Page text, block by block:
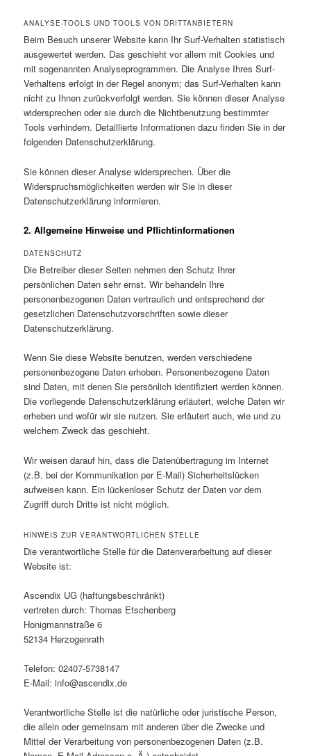
ANALYSE-TOOLS UND TOOLS VON DRITTANBIETERN
Beim Besuch unserer Website kann Ihr Surf-Verhalten statistisch
ausgewertet werden. Das geschieht vor allem mit Cookies und
mit sogenannten Analyseprogrammen. Die Analyse Ihres Surf-
Verhaltens erfolgt in der Regel anonym; das Surf-Verhalten kann
nicht zu Ihnen zurückverfolgt werden. Sie können dieser Analyse
widersprechen oder sie durch die Nichtbenutzung bestimmter
Tools verhindern. Detaillierte Informationen dazu finden Sie in der
folgenden Datenschutzerklärung.
Sie können dieser Analyse widersprechen. Über die
Widerspruchsmöglichkeiten werden wir Sie in dieser
Datenschutzerklärung informieren.
2. Allgemeine Hinweise und Pflichtinformationen
DATENSCHUTZ
Die Betreiber dieser Seiten nehmen den Schutz Ihrer
persönlichen Daten sehr ernst. Wir behandeln Ihre
personenbezogenen Daten vertraulich und entsprechend der
gesetzlichen Datenschutzvorschriften sowie dieser
Datenschutzerklärung.
Wenn Sie diese Website benutzen, werden verschiedene
personenbezogene Daten erhoben. Personenbezogene Daten
sind Daten, mit denen Sie persönlich identifiziert werden können.
Die vorliegende Datenschutzerklärung erläutert, welche Daten wir
erheben und wofür wir sie nutzen. Sie erläutert auch, wie und zu
welchem Zweck das geschieht.
Wir weisen darauf hin, dass die Datenübertragung im Internet
(z.B. bei der Kommunikation per E-Mail) Sicherheitslücken
aufweisen kann. Ein lückenloser Schutz der Daten vor dem
Zugriff durch Dritte ist nicht möglich.
HINWEIS ZUR VERANTWORTLICHEN STELLE
Die verantwortliche Stelle für die Datenverarbeitung auf dieser
Website ist:
Ascendix UG (haftungsbeschränkt)
vertreten durch: Thomas Etschenberg
Honigmannstraße 6
52134 Herzogenrath
Telefon: 02407-5738147
E-Mail: info@ascendix.de
Verantwortliche Stelle ist die natürliche oder juristische Person,
die allein oder gemeinsam mit anderen über die Zwecke und
Mittel der Verarbeitung von personenbezogenen Daten (z.B.